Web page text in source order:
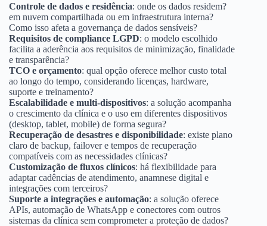
Controle de dados e residência: onde os dados residem?
em nuvem compartilhada ou em infraestrutura interna?
Como isso afeta a governança de dados sensíveis?
Requisitos de compliance LGPD: o modelo escolhido
facilita a aderência aos requisitos de minimização, finalidade
e transparência?
TCO e orçamento: qual opção oferece melhor custo total
ao longo do tempo, considerando licenças, hardware,
suporte e treinamento?
Escalabilidade e multi-dispositivos: a solução acompanha
o crescimento da clínica e o uso em diferentes dispositivos
(desktop, tablet, mobile) de forma segura?
Recuperação de desastres e disponibilidade: existe plano
claro de backup, failover e tempos de recuperação
compatíveis com as necessidades clínicas?
Customização de fluxos clínicos: há flexibilidade para
adaptar cadências de atendimento, anamnese digital e
integrações com terceiros?
Suporte a integrações e automação: a solução oferece
APIs, automação de WhatsApp e conectores com outros
sistemas da clínica sem comprometer a proteção de dados?